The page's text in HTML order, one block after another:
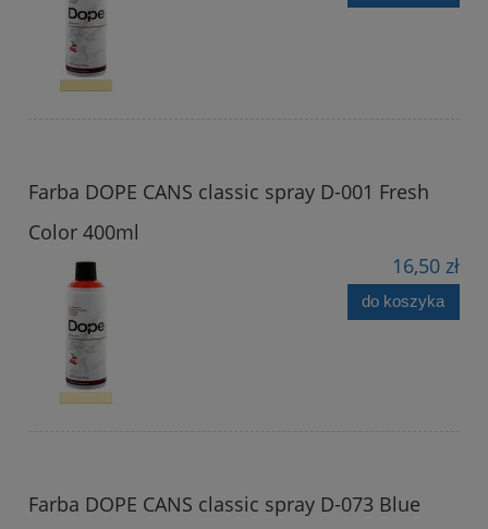
Farba DOPE CANS classic spray D-001 Fresh
Color 400ml
16,50 zł
do koszyka
Farba DOPE CANS classic spray D-073 Blue